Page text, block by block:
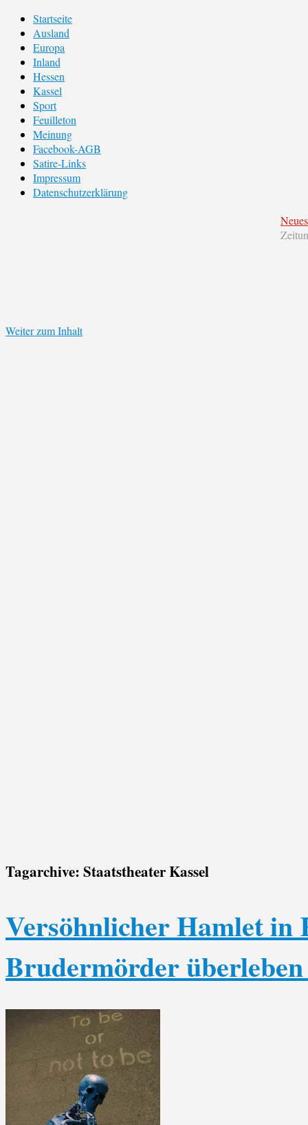
Startseite
Ausland
Europa
Inland
Hessen
Kassel
Sport
Feuilleton
Meinung
Facebook-AGB
Satire-Links
Impressum
Datenschutzerklärung
Weiter zum Inhalt
Tagarchive: Staatstheater Kassel
Versöhnlicher Hamlet in
Brudermörder